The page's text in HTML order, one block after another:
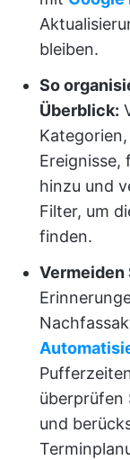
bleiben.
So
Überblick:
Ereignisse,
hinzu und
Filter, um
finden.
Vermeiden
überprüfen
und